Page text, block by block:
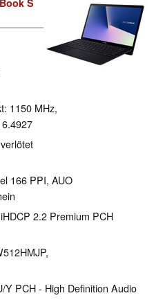
S
1150 MHz,
166 PPI, AUO
2.2 Premium PCH
Y PCH - High Definition Audio